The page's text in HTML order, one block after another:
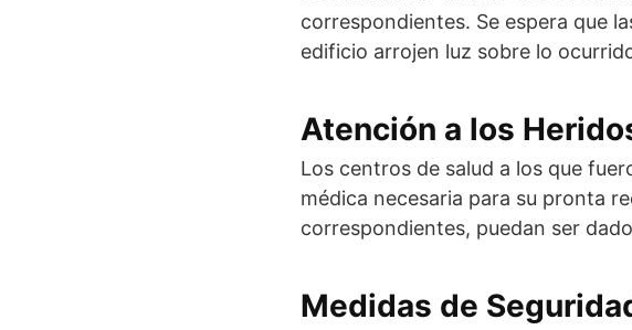
correspondientes. Se espera que
edificio arrojen luz sobre lo
Atención a los
Los centros de salud a los que
médica necesaria para su pronta
correspondientes, puedan ser
Medidas de